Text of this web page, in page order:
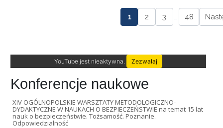
1 2 3 … 48
YouTube jest nieaktywna. Zezwalaj
Konferencje naukowe
XIV OGÓLNOPOLSKIE WARSZTATY METODOLOGICZNO-
DYDAKTYCZNE W NAUKACH O BEZPIECZEŃSTWIE na temat 15 lat
nauk o bezpieczeństwie. Tożsamość. Poznanie.
Odpowiedzialność